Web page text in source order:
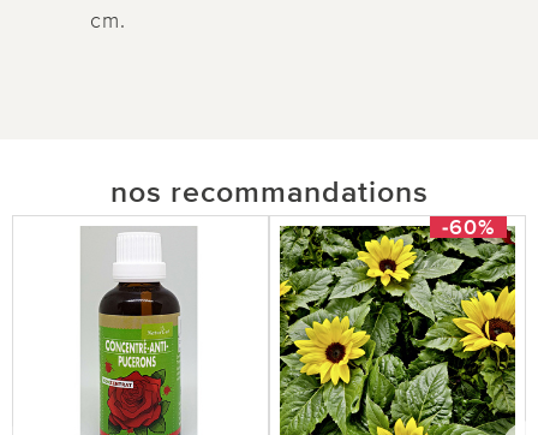
cm.
nos recommandations
-60%